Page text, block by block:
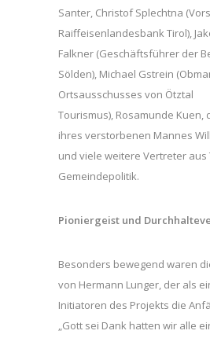
Santer, Christof Splechtna
Raiffeisenlandesbank Tirol),
Falkner (Geschäftsführer der
Sölden), Michael Gstrein
Ortsausschusses von Ötztal
Tourismus), Rosamunde Kuen,
ihres verstorbenen Mannes
und viele weitere Vertreter aus
Gemeindepolitik.
Pioniergeist und
Besonders bewegend waren
von Hermann Lunger, der als
Initiatoren des Projekts die
„Gott sei Dank hatten wir alle